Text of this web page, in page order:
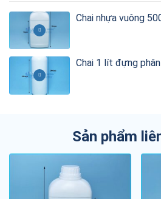
Chai nhựa vuông
Chai 1 lít đựng
Sản phẩm